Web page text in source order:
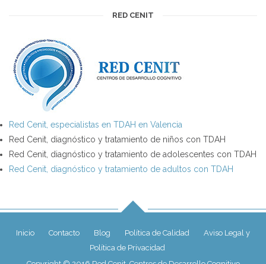
RED CENIT
Red Cenit, especialistas en TDAH en Valencia
Red Cenit, diagnóstico y tratamiento de niños con TDAH
Red Cenit, diagnóstico y tratamiento de adolescentes con TDAH
Red Cenit, diagnóstico y tratamiento de adultos con TDAH
Inicio Contacto Blog Política de Calidad
Aviso Legal y
Política de Privacidad